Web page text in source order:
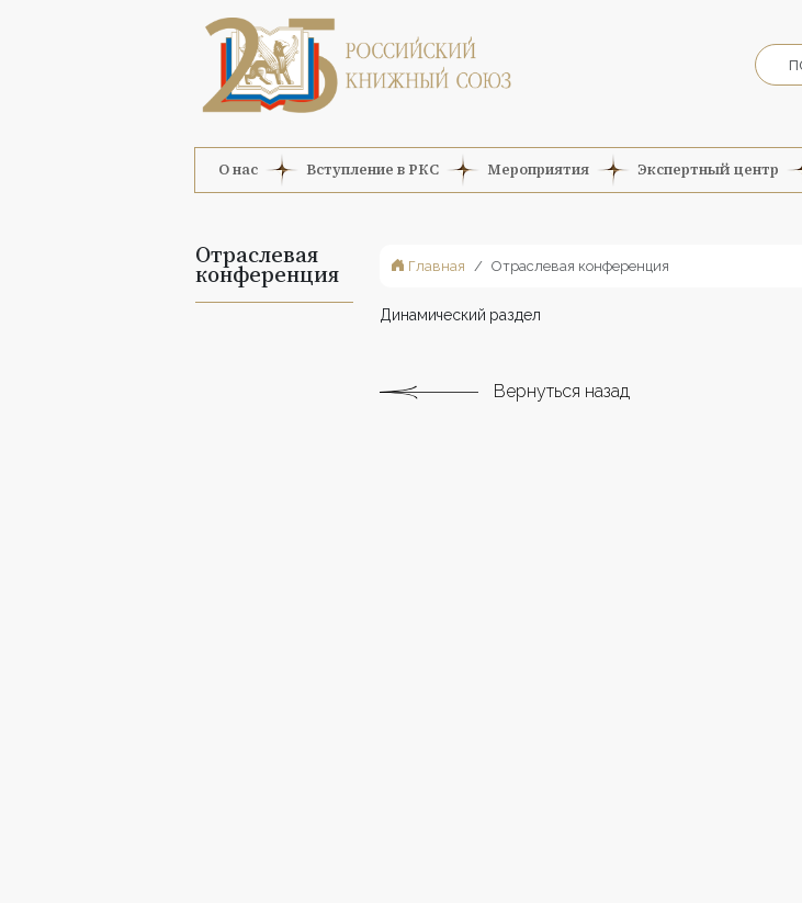
О нас Вступление в РКС Мероприятия Экспертный центр
Отраслевая
конференция Главная Отраслевая конференция
Динамический раздел
Вернуться назад